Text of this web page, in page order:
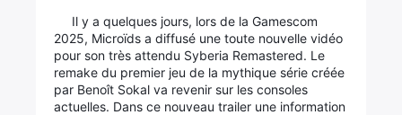
Il y a quelques jours, lors de la Gamescom
2025, Microïds a diffusé une toute nouvelle vidéo
pour son très attendu Syberia Remastered. Le
remake du premier jeu de la mythique série créée
par Benoît Sokal va revenir sur les consoles
actuelles. Dans ce nouveau trailer une information